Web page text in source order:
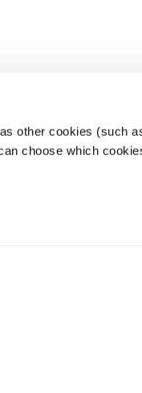
other cookies (such
choose which